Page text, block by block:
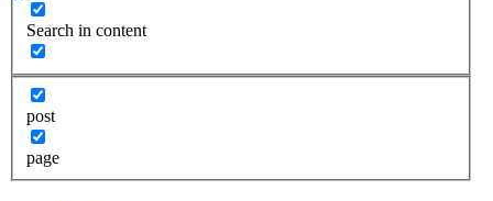
Search in content
post
page